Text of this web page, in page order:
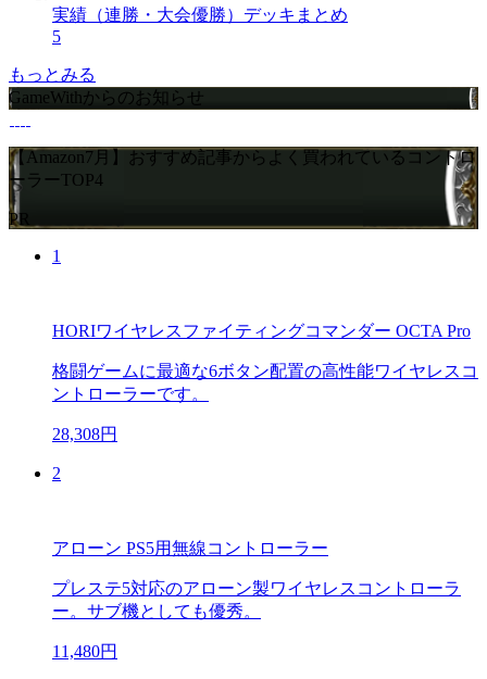
実績（連勝・大会優勝）デッキまとめ
5
もっとみる
GameWithからのお知らせ
【Amazon7月】おすすめ記事からよく買われているコントロ
ーラーTOP4
PR
1
HORIワイヤレスファイティングコマンダー OCTA Pro
格闘ゲームに最適な6ボタン配置の高性能ワイヤレスコ
ントローラーです。
28,308円
2
アローン PS5用無線コントローラー
プレステ5対応のアローン製ワイヤレスコントローラ
ー。サブ機としても優秀。
11,480円